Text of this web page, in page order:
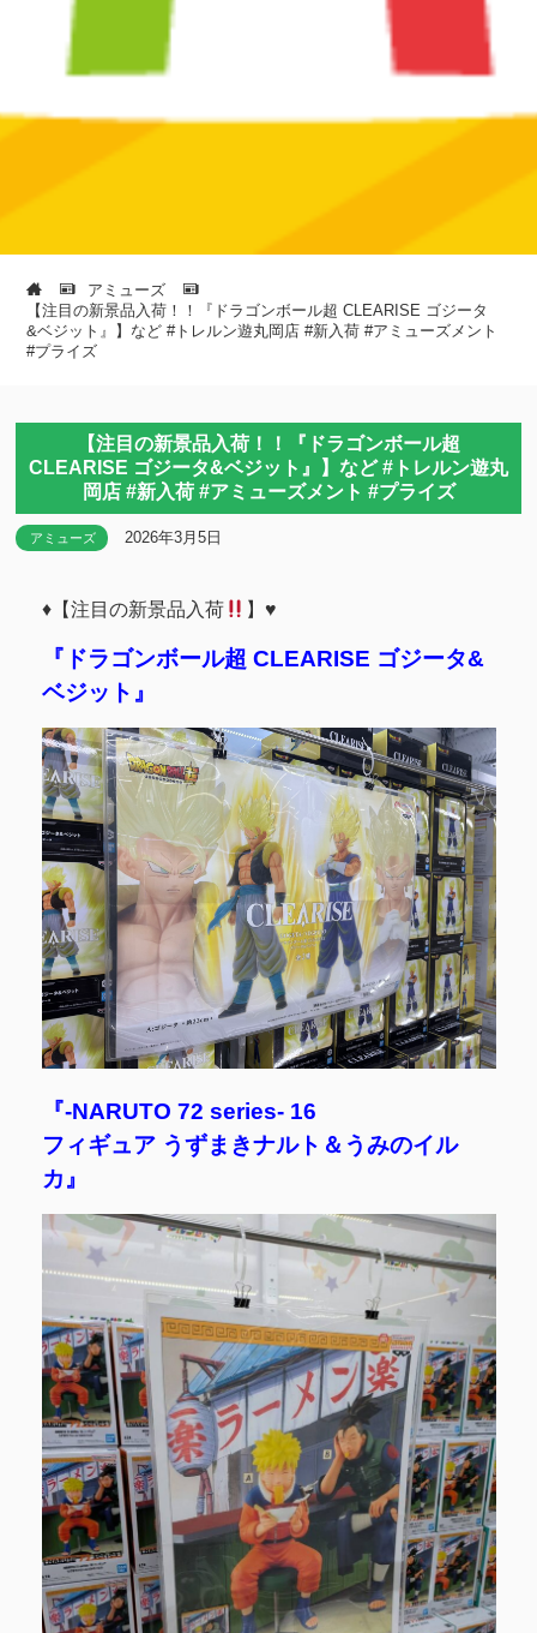
アミューズ
【注目の新景品入荷！！『ドラゴンボール超 CLEARISE ゴジータ
&ベジット』】など #トレルン遊丸岡店 #新入荷 #アミューズメント
#プライズ
【注目の新景品入荷！！『ドラゴンボール超
CLEARISE ゴジータ&ベジット』】など #トレルン遊丸
岡店 #新入荷 #アミューズメント #プライズ
アミューズ 2026年3月5日
♦️【注目の新景品入荷 】 ♥️
『ドラゴンボール超 CLEARISE ゴジータ&
ベジット』
『-NARUTO 72 series- 16
フィギュア うずまきナルト＆うみのイル
カ』